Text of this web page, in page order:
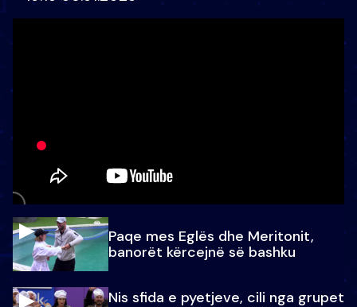
Paqe mes Eglës dhe Meritonit,
banorët kërcejnë së bashku
Nis sfida e pyetjeve, cili nga grupet